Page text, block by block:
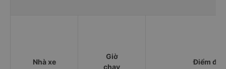
Nhà xe
Giờ
chạy
Điểm đi